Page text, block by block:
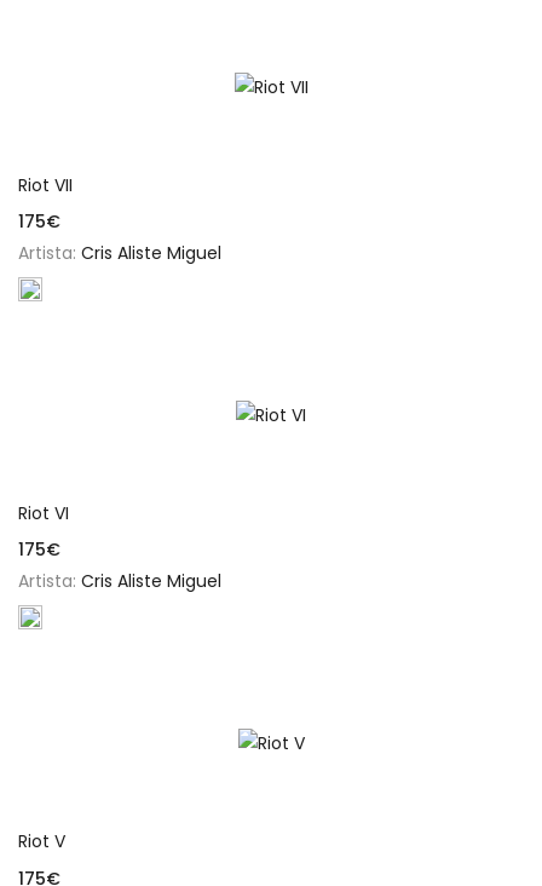
Riot VII
175€
Artista: Cris Aliste Miguel
Riot VI
175€
Artista: Cris Aliste Miguel
Riot V
175€